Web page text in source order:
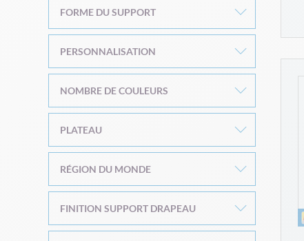
FORME DU SUPPORT
PERSONNALISATION
NOMBRE DE COULEURS
PLATEAU
RÉGION DU MONDE
FINITION SUPPORT DRAPEAU